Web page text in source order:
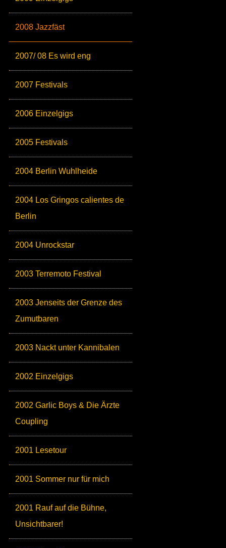
2008 Jazzfäst
2007/ 08 Es wird eng
2007 Festivals
2006 Einzelgigs
2005 Festivals
2004 Berlin Wuhlheide
2004 Los Gringos calientes de
Berlin
2004 Unrockstar
2003 Terremoto Festival
2003 Jenseits der Grenze des
Zumutbaren
2003 Nackt unter Kannibalen
2002 Einzelgigs
2002 Garlic Boys & Die Ärzte
Coupling
2001 Lesetour
2001 Sommer nur für mich
2001 Rauf auf die Bühne,
Unsichtbarer!